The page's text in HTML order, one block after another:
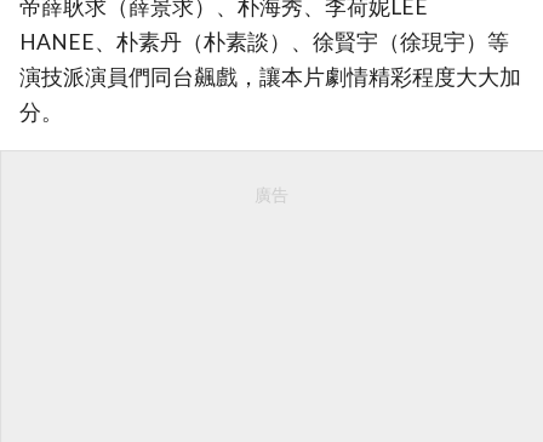
帝薛耿求（薛景求）、朴海秀、李荷妮LEE
HANEE、朴素丹（朴素談）、徐賢宇（徐現宇）等
演技派演員們同台飆戲，讓本片劇情精彩程度大大加
分。
廣告